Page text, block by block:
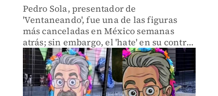
Pedro Sola, presentador de
'Ventaneando', fue una de las figuras
más canceladas en México semanas
atrás; sin embargo, el 'hate' en su contra
permanece y una guardería de perritos
compartió un video que está causando
revuelo.